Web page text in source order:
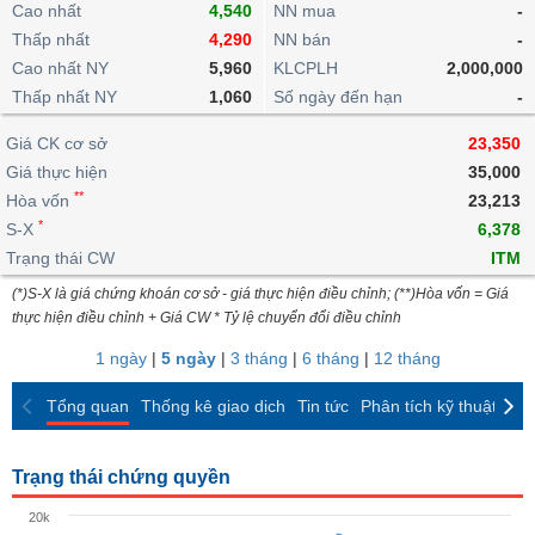
lỗ
Giao
nội
bộ
Niên
giám
Tài
liệu
cổ
đông
Định
giá
Nước
Tự
doanh
Top
cổ
phiếu
Bản
Thống
dịch
dịch
Chứng
quyền
Thống
kê
dịch
Định
Thống
dịch
Tin
tức
Phân
tích
kỹ
thuật
Bảng
trực
tuyến
lọc
cổ
phiếu
sánh
cổ
phiếu
Báo
cáo
phân
Vĩ
mô
lai
Chứng
quyền
Trái
phiếu
doanh
IR
Awards
Dịch
vụ
Cao nhất
4,540
Thấp nhất
4,290
Cao nhất NY
5,960
Thấp nhất NY
1,060
NN mua
-
NN bán
-
KLCPLH
2,000,000
Số ngày đến hạn
-
Giá CK cơ sở
23,350
Giá thực hiện
35,000
Hòa vốn **
23,213
S-X *
6,378
Trạng thái CW
ITM
(*)S-X là giá chứng khoán cơ sở - giá thực hiện điều chỉnh; (**)Hòa vốn = Giá
thực hiện điều chỉnh + Giá CW * Tỷ lệ chuyển đổi điều chỉnh
1 ngày| 5 ngày| 3 tháng | 6 tháng | 12 tháng
Tổng quan Thống kê giao dịch Tin tức Phân tích kỹ thuật
Trạng thái chứng quyền
20k
BẤT
ĐỘNG
SẢN
TÀI
CHÍNH
HÀNG
HÓA
KINH
TẾ